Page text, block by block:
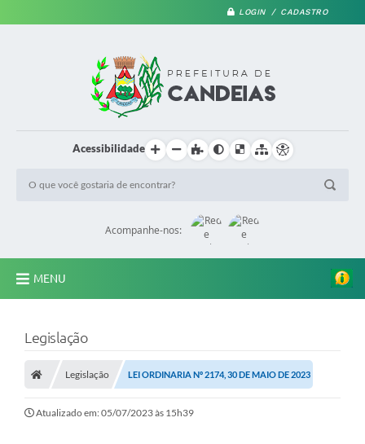
LOGIN / CADASTRO
Acessibilidade
Acompanhe-nos:
MENU
A Prefeitura
Diário Oficial
TRANSPARÊNCIA
Legislação
Legislação LEI ORDINARIA Nº 2174, 30 DE MAIO DE 2023
Atualizado em: 05/07/2023 às 15h39